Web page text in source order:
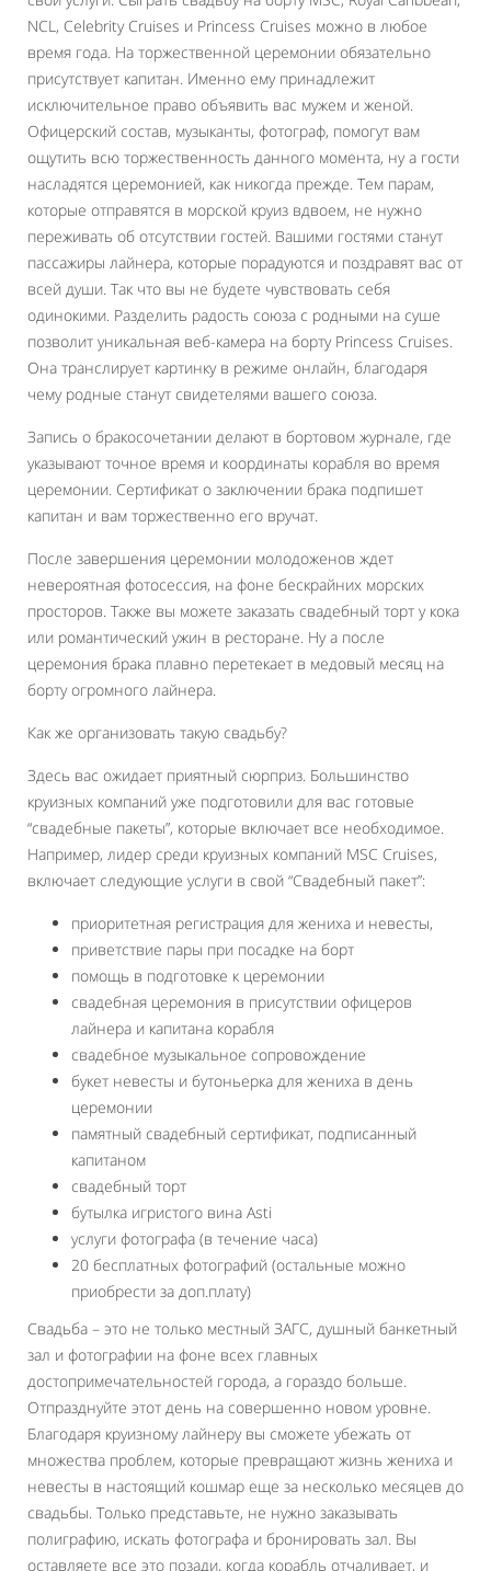
NCL, Celebrity Cruises и Princess Cruises можно в любое
время года. На торжественной церемонии обязательно
присутствует капитан. Именно ему принадлежит
исключительное право объявить вас мужем и женой.
Офицерский состав, музыканты, фотограф, помогут вам
ощутить всю торжественность данного момента, ну а гости
насладятся церемонией, как никогда прежде. Тем парам,
которые отправятся в морской круиз вдвоем, не нужно
переживать об отсутствии гостей. Вашими гостями станут
пассажиры лайнера, которые порадуются и поздравят вас от
всей души. Так что вы не будете чувствовать себя
одинокими. Разделить радость союза с родными на суше
позволит уникальная веб-камера на борту Princess Cruises.
Она транслирует картинку в режиме онлайн, благодаря
чему родные станут свидетелями вашего союза.
Запись о бракосочетании делают в бортовом журнале, где
указывают точное время и координаты корабля во время
церемонии. Сертификат о заключении брака подпишет
капитан и вам торжественно его вручат.
После завершения церемонии молодоженов ждет
невероятная фотосессия, на фоне бескрайних морских
просторов. Также вы можете заказать свадебный торт у кока
или романтический ужин в ресторане. Ну а после
церемония брака плавно перетекает в медовый месяц на
борту огромного лайнера.
Как же организовать такую свадьбу?
Здесь вас ожидает приятный сюрприз. Большинство
круизных компаний уже подготовили для вас готовые
“свадебные пакеты”, которые включает все необходимое.
Например, лидер среди круизных компаний MSC Cruises,
включает следующие услуги в свой “Свадебный пакет”:
приоритетная регистрация для жениха и невесты,
приветствие пары при посадке на борт
помощь в подготовке к церемонии
свадебная церемония в присутствии офицеров
лайнера и капитана корабля
свадебное музыкальное сопровождение
букет невесты и бутоньерка для жениха в день
церемонии
памятный свадебный сертификат, подписанный
капитаном
свадебный торт
бутылка игристого вина Asti
услуги фотографа (в течение часа)
20 бесплатных фотографий (остальные можно
приобрести за доп.плату)
Свадьба – это не только местный ЗАГС, душный банкетный
зал и фотографии на фоне всех главных
достопримечательностей города, а гораздо больше.
Отпразднуйте этот день на совершенно новом уровне.
Благодаря круизному лайнеру вы сможете убежать от
множества проблем, которые превращают жизнь жениха и
невесты в настоящий кошмар еще за несколько месяцев до
свадьбы. Только представьте, не нужно заказывать
полиграфию, искать фотографа и бронировать зал. Вы
оставляете все это позади, когда корабль отчаливает, и